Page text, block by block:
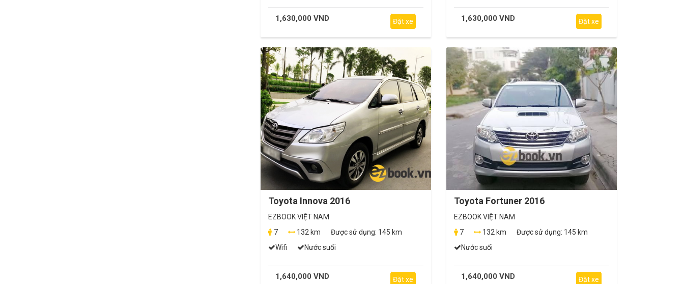
1,630,000 VND Đặt xe 1,630,000 VND Đặt xe
Toyota Innova 2016
EZBOOK VIỆT NAM
7
132 km Được sử dụng: 145 km
Wifi
Nước suối
1,640,000 VND Đặt xe
Toyota Fortuner 2016
EZBOOK VIỆT NAM
7
132 km Được sử dụng: 145 km
Nước suối
1,640,000 VND Đặt xe